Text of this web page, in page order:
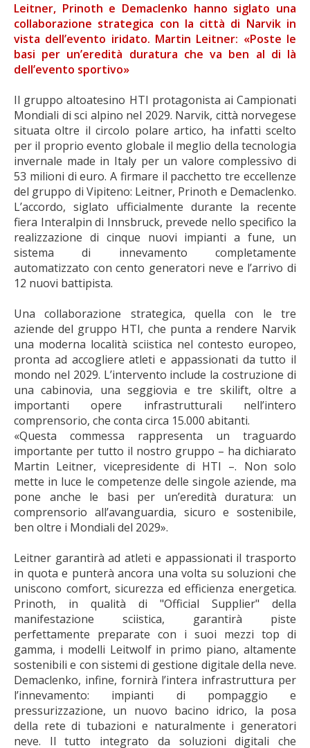
Leitner, Prinoth e Demaclenko hanno siglato una
collaborazione strategica con la città di Narvik in
vista dell’evento iridato. Martin Leitner: «Poste le
basi per un’eredità duratura che va ben al di là
dell’evento sportivo»
Il gruppo altoatesino HTI protagonista ai Campionati
Mondiali di sci alpino nel 2029. Narvik, città norvegese
situata oltre il circolo polare artico, ha infatti scelto
per il proprio evento globale il meglio della tecnologia
invernale made in Italy per un valore complessivo di
53 milioni di euro. A firmare il pacchetto tre eccellenze
del gruppo di Vipiteno: Leitner, Prinoth e Demaclenko.
L’accordo, siglato ufficialmente durante la recente
fiera Interalpin di Innsbruck, prevede nello specifico la
realizzazione di cinque nuovi impianti a fune, un
sistema di innevamento completamente
automatizzato con cento generatori neve e l’arrivo di
12 nuovi battipista.
Una collaborazione strategica, quella con le tre
aziende del gruppo HTI, che punta a rendere Narvik
una moderna località sciistica nel contesto europeo,
pronta ad accogliere atleti e appassionati da tutto il
mondo nel 2029. L’intervento include la costruzione di
una cabinovia, una seggiovia e tre skilift, oltre a
importanti opere infrastrutturali nell’intero
comprensorio, che conta circa 15.000 abitanti.
«Questa commessa rappresenta un traguardo
importante per tutto il nostro gruppo – ha dichiarato
Martin Leitner, vicepresidente di HTI –. Non solo
mette in luce le competenze delle singole aziende, ma
pone anche le basi per un’eredità duratura: un
comprensorio all’avanguardia, sicuro e sostenibile,
ben oltre i Mondiali del 2029».
Leitner garantirà ad atleti e appassionati il trasporto
in quota e punterà ancora una volta su soluzioni che
uniscono comfort, sicurezza ed efficienza energetica.
Prinoth, in qualità di "Official Supplier" della
manifestazione sciistica, garantirà piste
perfettamente preparate con i suoi mezzi top di
gamma, i modelli Leitwolf in primo piano, altamente
sostenibili e con sistemi di gestione digitale della neve.
Demaclenko, infine, fornirà l’intera infrastruttura per
l’innevamento: impianti di pompaggio e
pressurizzazione, un nuovo bacino idrico, la posa
della rete di tubazioni e naturalmente i generatori
neve. Il tutto integrato da soluzioni digitali che